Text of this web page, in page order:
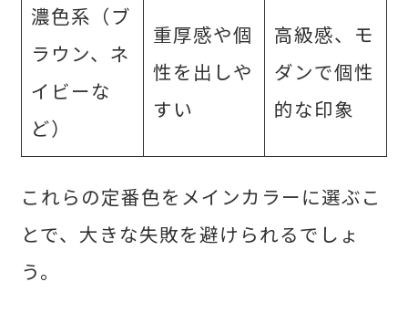
濃色系（ブ
ラウン、ネ
イビーな
ど）
重厚感や個
性を出しや
すい
高級感、モ
ダンで個性
的な印象
これらの定番色をメインカラーに選ぶこ
とで、大きな失敗を避けられるでしょ
う。